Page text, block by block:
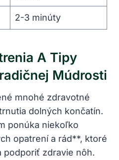
2-3 minúty
A Tipy
Múdrosti
mnohé zdravotné
dolných končatín.
ponúka niekoľko
opatrení a rád**, ktoré
podporiť zdravie nôh.